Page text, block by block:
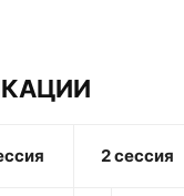
2 сессия